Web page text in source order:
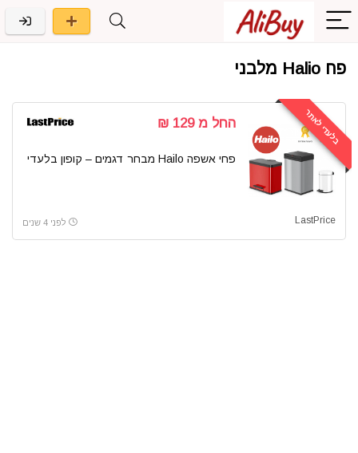
פח Halio מלבני
בלעדי לאתר החל מ 129 ₪
פחי אשפה Hailo מבחר דגמים – קופון בלעדי
LastPrice לפני 4 שנים